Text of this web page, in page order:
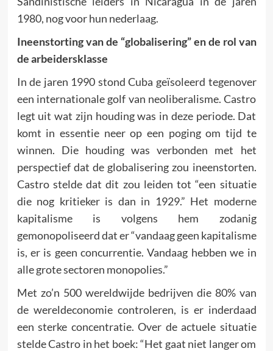
1980, nog voor hun nederlaag.
Ineenstorting van de “globalisering” en de rol van
de arbeidersklasse
In de jaren 1990 stond Cuba geïsoleerd tegenover
een internationale golf van neoliberalisme. Castro
legt uit wat zijn houding was in deze periode. Dat
komt in essentie neer op een poging om tijd te
winnen. Die houding was verbonden met het
perspectief dat de globalisering zou ineenstorten.
Castro stelde dat dit zou leiden tot “een situatie
die nog kritieker is dan in 1929.” Het moderne
kapitalisme is volgens hem zodanig
gemonopoliseerd dat er “vandaag geen kapitalisme
is, er is geen concurrentie. Vandaag hebben we in
alle grote sectoren monopolies.”
Met zo’n 500 wereldwijde bedrijven die 80% van
de wereldeconomie controleren, is er inderdaad
een sterke concentratie. Over de actuele situatie
stelde Castro in het boek: “Het gaat niet langer om